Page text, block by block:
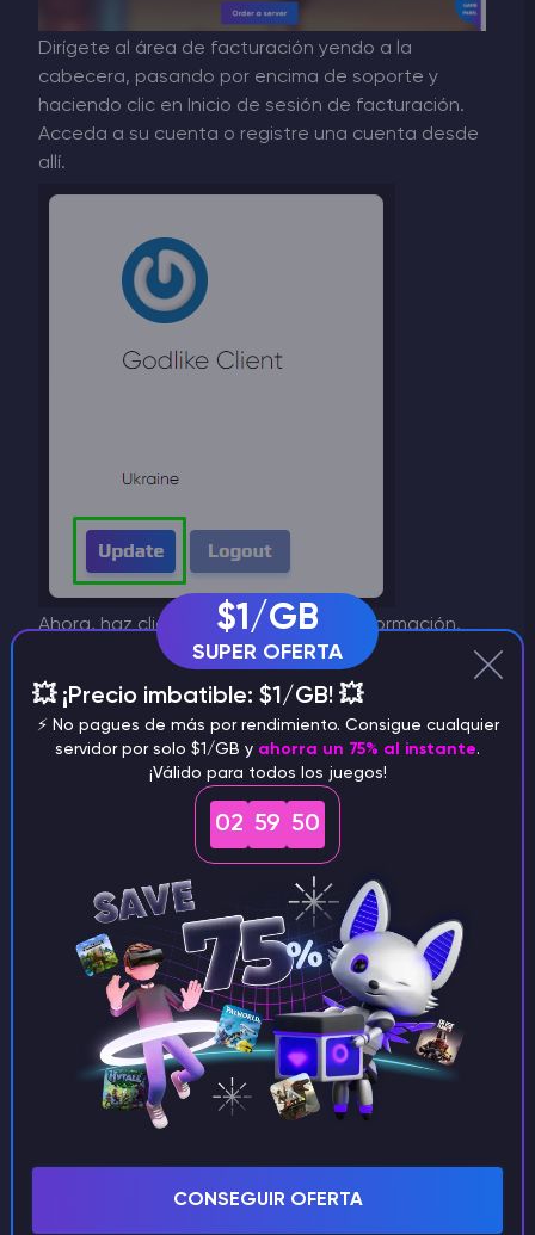
Dirígete al área de facturación yendo a la
cabecera, pasando por encima de soporte y
haciendo clic en Inicio de sesión de facturación.
Acceda a su cuenta o registre una cuenta desde
allí.
Ahora, haz clic en Actualizaren Tu información.
Esta área te permite editar cualquier detalle
sobre tu cuenta, desde métodos de pago hasta
contraseña. Una vez hecho esto, haz clic en
Guardar cambiospara que todos los cambios
$1/GB
SUPER OFERTA
💥 ¡Precio imbatible: $1/GB! 💥
⚡️ No pagues de más por rendimiento. Consigue cualquier
servidor por solo $1/GB y ahorra un 75% al instante.
¡Válido para todos los juegos!
02 59 50
CONSEGUIR OFERTA